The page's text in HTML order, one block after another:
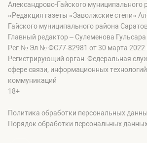
Александрово-Гайского муниципального
«Редакция газеты «Заволжские степи»
Гайского муниципального района
Главный редактор – Сулеменова
Рег.№ Эл № ФС77-82981 от 30 марта 2022
Регистрирующий орган: Федеральная
сфере связи, информационных
коммуникаций
18+
Политика обработки персональных
Порядок обработки персональных